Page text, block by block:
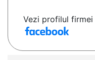
Vezi profilul firmei